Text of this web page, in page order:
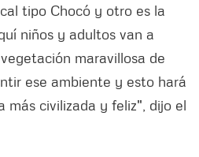
tipo Chocó y otro es la
niños y adultos van a
maravillosa de
ese ambiente y esto hará
más civilizada y feliz", dijo el